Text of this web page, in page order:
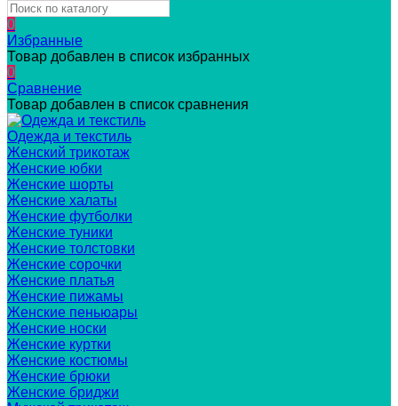
0
Избранные
Товар добавлен в список избранных
0
Сравнение
Товар добавлен в список сравнения
Одежда и текстиль
Женский трикотаж
Женские юбки
Женские шорты
Женские халаты
Женские футболки
Женские туники
Женские толстовки
Женские сорочки
Женские платья
Женские пижамы
Женские пеньюары
Женские носки
Женские куртки
Женские костюмы
Женские брюки
Женские бриджи